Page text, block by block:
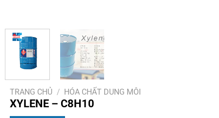
TRANG CHỦ / HÓA CHẤT DUNG MÔI
XYLENE – C8H10